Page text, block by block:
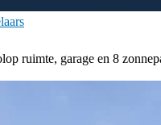
ruimte, garage en 8